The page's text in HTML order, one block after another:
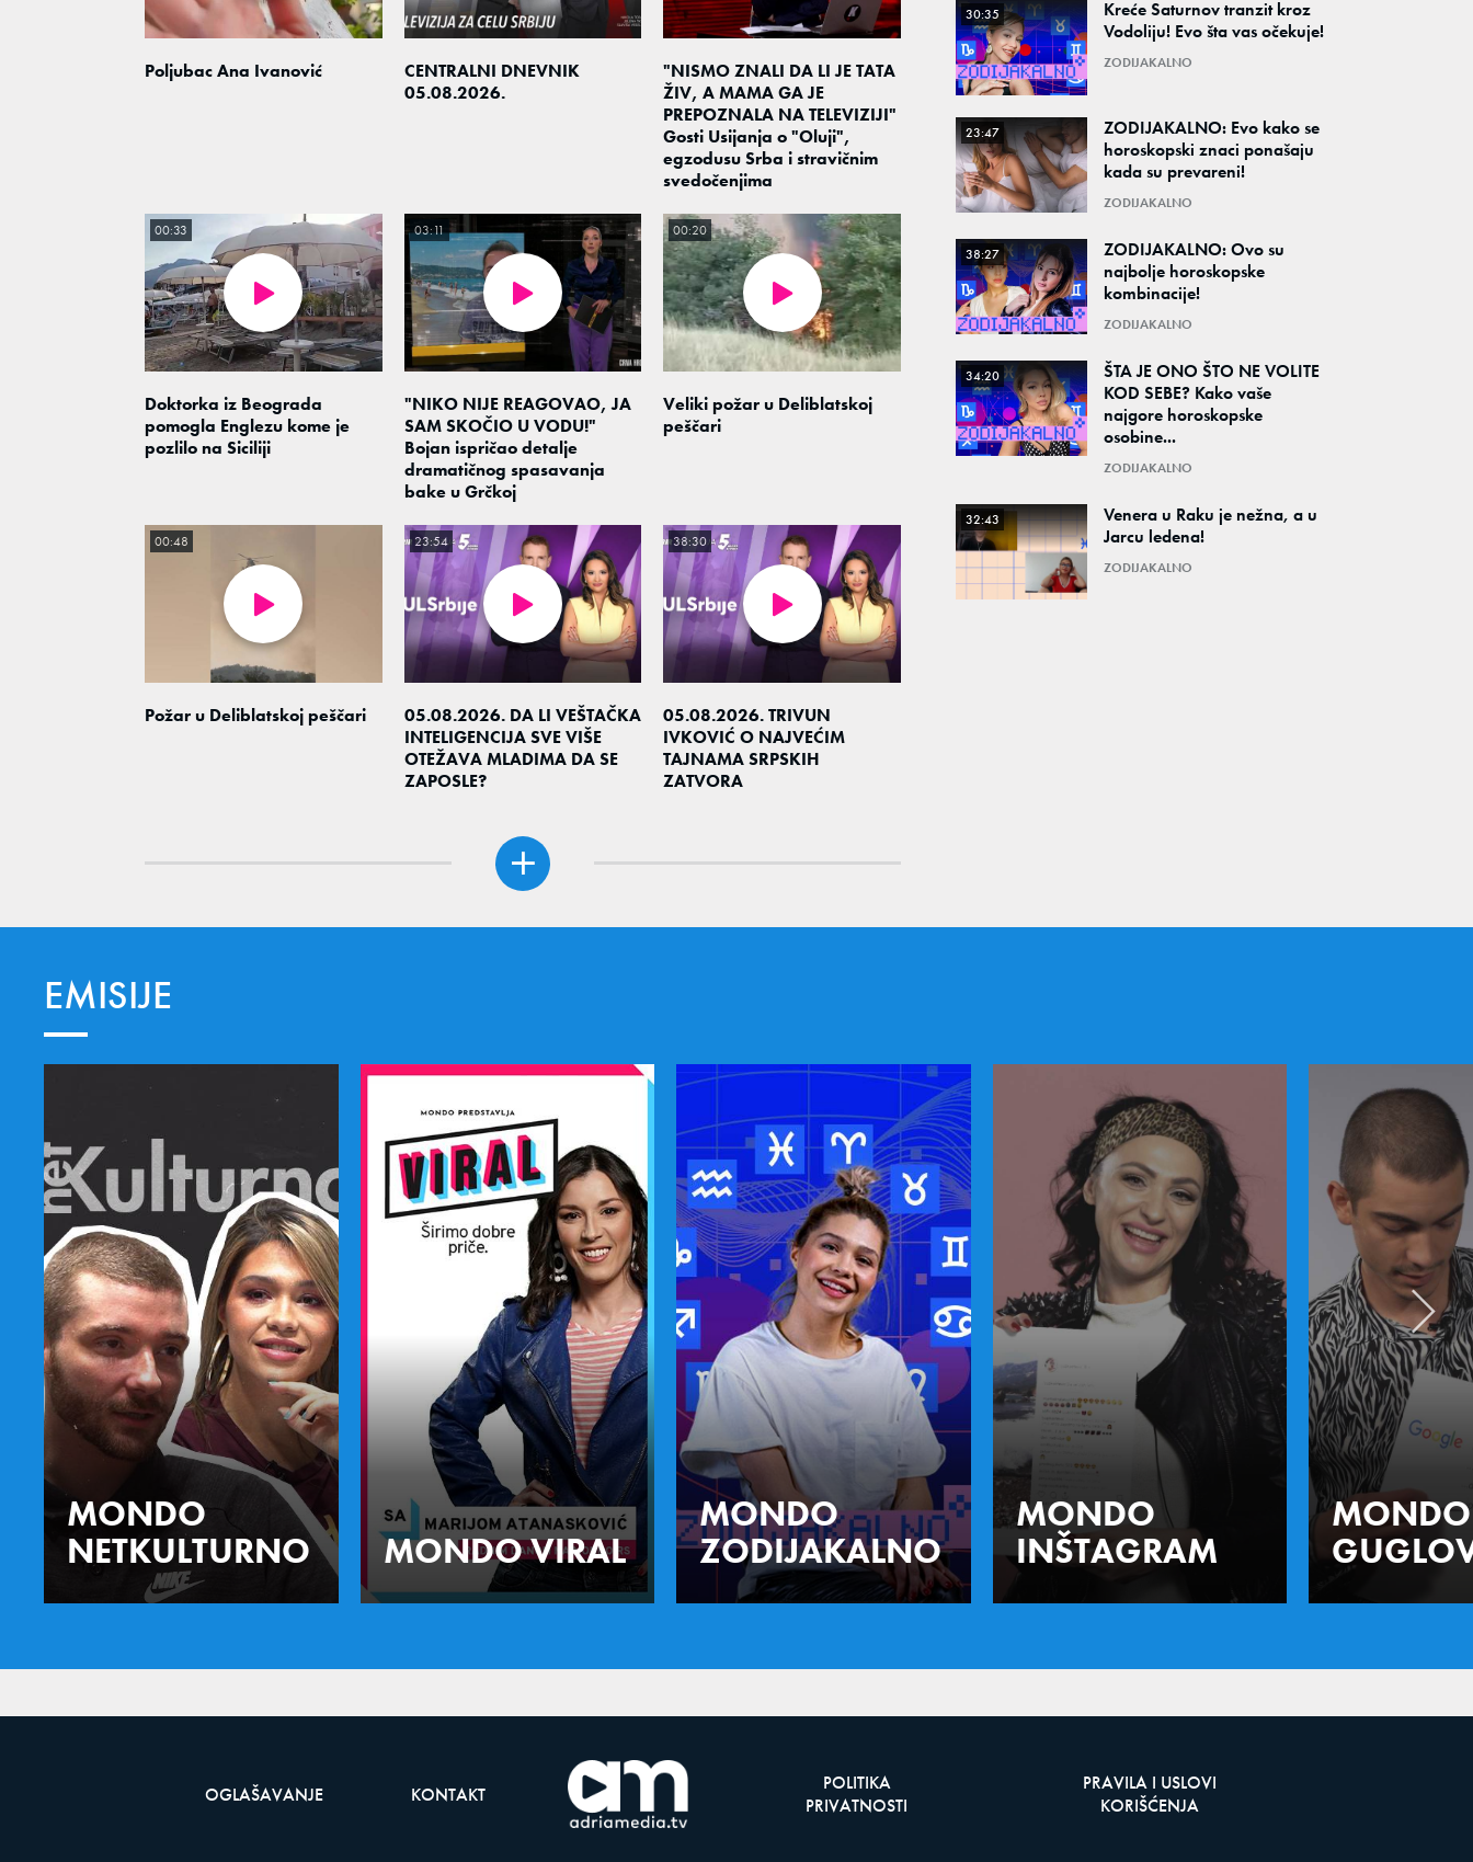
Poljubac Ana Ivanović
CENTRALNI DNEVNIK
05.08.2026.
"NISMO ZNALI DA LI JE TATA
ŽIV, A MAMA GA JE
PREPOZNALA NA TELEVIZIJI"
Gosti Usijanja o "Oluji",
egzodusu Srba i stravičnim
svedočenjima
Doktorka iz Beograda
pomogla Englezu kome je
pozlilo na Siciliji
00:33
"NIKO NIJE REAGOVAO, JA
SAM SKOČIO U VODU!"
Bojan ispričao detalje
dramatičnog spasavanja
bake u Grčkoj
03:11
Veliki požar u Deliblatskoj
peščari
00:20
Požar u Deliblatskoj peščari
00:48
05.08.2026. DA LI VEŠTAČKA
INTELIGENCIJA SVE VIŠE
OTEŽAVA MLADIMA DA SE
ZAPOSLE?
23:54
05.08.2026. TRIVUN
IVKOVIĆ O NAJVEĆIM
TAJNAMA SRPSKIH
ZATVORA
38:30
30:35
Kreće Saturnov tranzit kroz
Vodoliju! Evo šta vas očekuje!
ZODIJAKALNO
23:47
ZODIJAKALNO: Evo kako se
horoskopski znaci ponašaju
kada su prevareni!
ZODIJAKALNO
38:27
ZODIJAKALNO: Ovo su
najbolje horoskopske
kombinacije!
ZODIJAKALNO
34:20
ŠTA JE ONO ŠTO NE VOLITE
KOD SEBE? Kako vaše
najgore horoskopske
osobine...
ZODIJAKALNO
32:43
Venera u Raku je nežna, a u
Jarcu ledena!
ZODIJAKALNO
EMISIJE
MONDO
NETKULTURNO
MONDO VIRAL
MONDO
ZODIJAKALNO
MONDO
INŠTAGRAM
MONDO
OGLAŠAVANJE KONTAKT
POLITIKA
PRIVATNOSTI
PRAVILA I USLOVI
KORIŠĆENJA